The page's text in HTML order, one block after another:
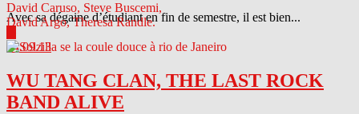
Avec sa dégaine d’étudiant en fin de semestre, il est bien...
04.09.13
WU TANG CLAN, THE LAST ROCK
BAND ALIVE